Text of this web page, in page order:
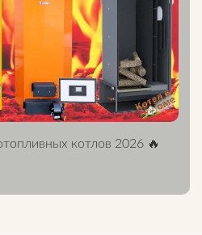
котлов 2026 🔥